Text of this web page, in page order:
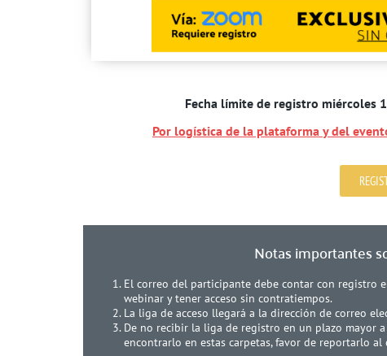
Fecha límite de registro miércoles
Por logística de la plataforma y del
Notas importantes
El correo del participante debe contar con registro
webinar y tener acceso sin contratiempos.
La liga de acceso llegará a la dirección de correo
De no recibir la liga de registro en un plazo mayor
encontrarlo en estas carpetas, favor de reportarlo al